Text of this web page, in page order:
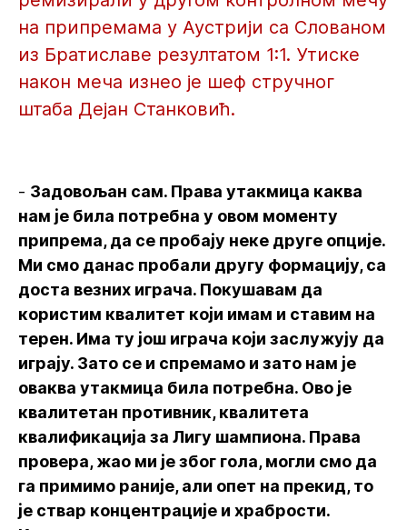
на припремама у Аустрији са Слованом
из Братиславе резултатом 1:1. Утиске
након меча изнео је шеф стручног
штаба Дејан Станковић.
- Задовољан сам. Права утакмица каква
нам је била потребна у овом моменту
припрема, да се пробају неке друге опције.
Ми смо данас пробали другу формацију, са
доста везних играча. Покушавам да
користим квалитет који имам и ставим на
терен. Има ту још играча који заслужују да
играју. Зато се и спремамо и зато нам је
оваква утакмица била потребна. Ово је
квалитетан противник, квалитета
квалификација за Лигу шампиона. Права
провера, жао ми је због гола, могли смо да
га примимо раније, али опет на прекид, то
је ствар концентрације и храбрости.